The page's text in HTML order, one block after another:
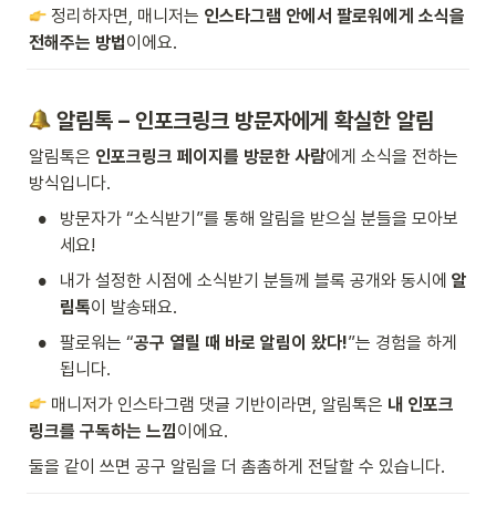
정리하자면, 매니저는 인스타그램 안에서 팔로워에게 소식을
전해주는 방법이에요.
알림톡 – 인포크링크 방문자에게 확실한 알림
알림톡은 인포크링크 페이지를 방문한 사람에게 소식을 전하는
방식입니다.
•
방문자가 “소식받기”를 통해 알림을 받으실 분들을 모아보
세요!
• 내가 설정한 시점에 소식받기 분들께 블록 공개와 동시에 알
림톡이 발송돼요.
• 팔로워는 “공구 열릴 때 바로 알림이 왔다!”는 경험을 하게
됩니다.
매니저가 인스타그램 댓글 기반이라면, 알림톡은 내 인포크
링크를 구독하는 느낌이에요.
둘을 같이 쓰면 공구 알림을 더 촘촘하게 전달할 수 있습니다.